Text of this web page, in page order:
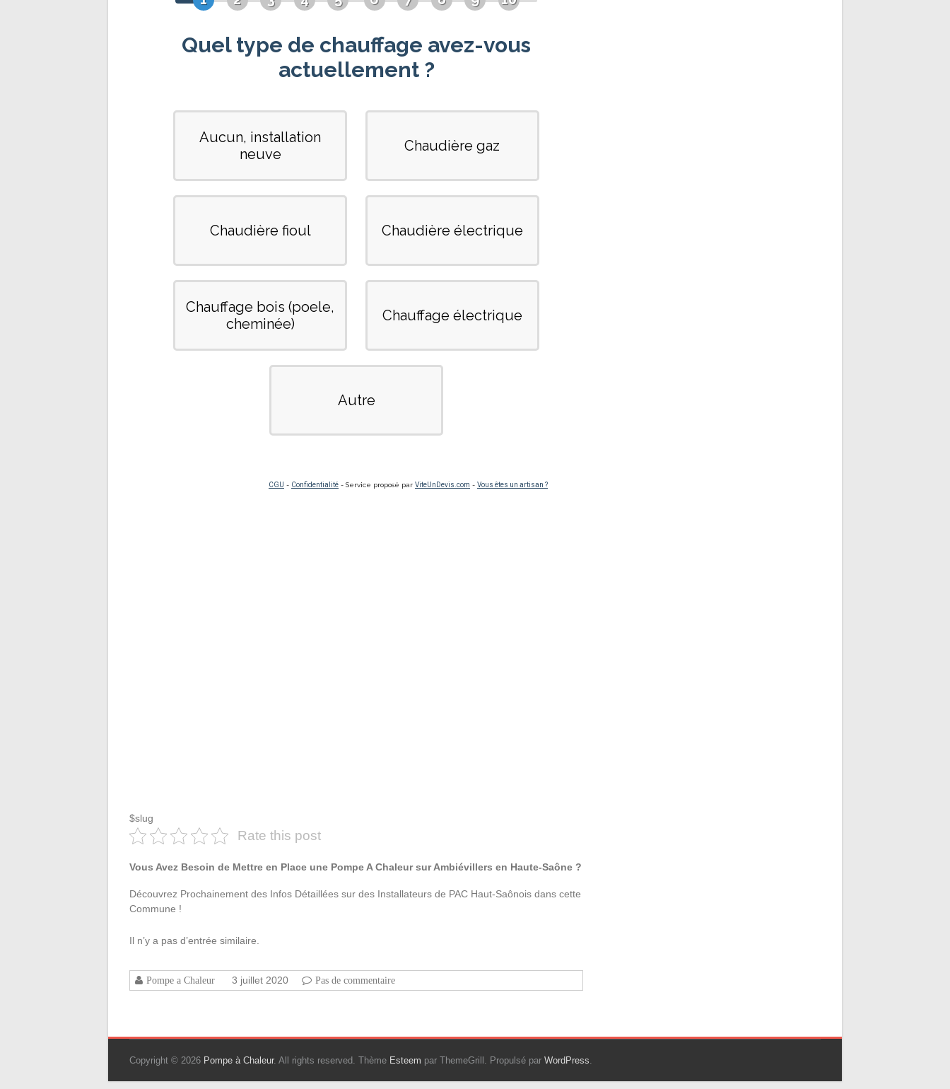
$slug
Rate this post
Vous Avez Besoin de Mettre en Place une Pompe A Chaleur sur Ambiévillers en Haute-Saône ?
Découvrez Prochainement des Infos Détaillées sur des Installateurs de PAC Haut-Saônois dans cette
Commune !
Il n’y a pas d’entrée similaire.
Pompe a Chaleur 3 juillet 2020 Pas de commentaire
Copyright © 2026 Pompe à Chaleur. All rights reserved. Thème Esteem par ThemeGrill. Propulsé par WordPress.